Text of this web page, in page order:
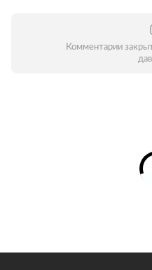
Комментарии